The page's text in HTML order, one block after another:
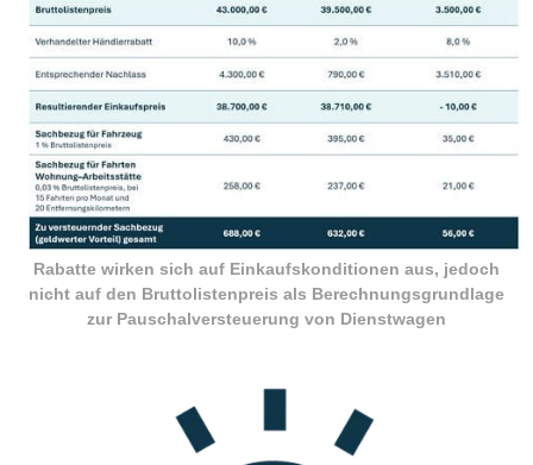
Rabatte wirken sich auf Einkaufskonditionen aus, jedoch
nicht auf den Bruttolistenpreis als Berechnungsgrundlage
zur Pauschalversteuerung von Dienstwagen